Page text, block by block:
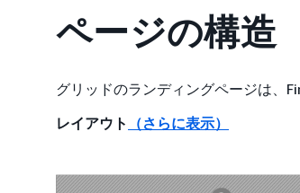
ページの構造
グリッドのランディングページは、
レイアウト
（さらに表示）